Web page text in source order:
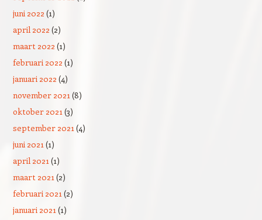
juni 2022 (1)
april 2022 (2)
maart 2022 (1)
februari 2022 (1)
januari 2022 (4)
november 2021(8)
oktober 2021(3)
september 2021(4)
juni 2021(1)
april 2021(1)
maart 2021(2)
februari 2021(2)
januari 2021(1)